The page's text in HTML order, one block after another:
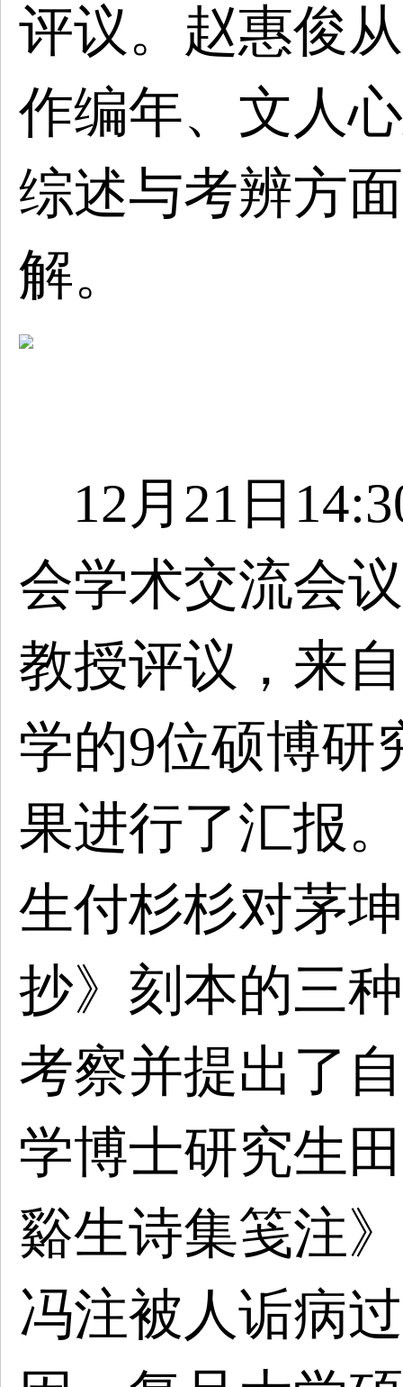
评议。赵惠俊
作编年、文人
综述与考辨方
解。
12月21日
会学术交流会
教授评议，来
学的9位硕博研
果进行了汇报
生付杉杉对茅
抄》刻本的三
考察并提出了
学博士研究生
谿生诗集笺注
冯注被人诟病